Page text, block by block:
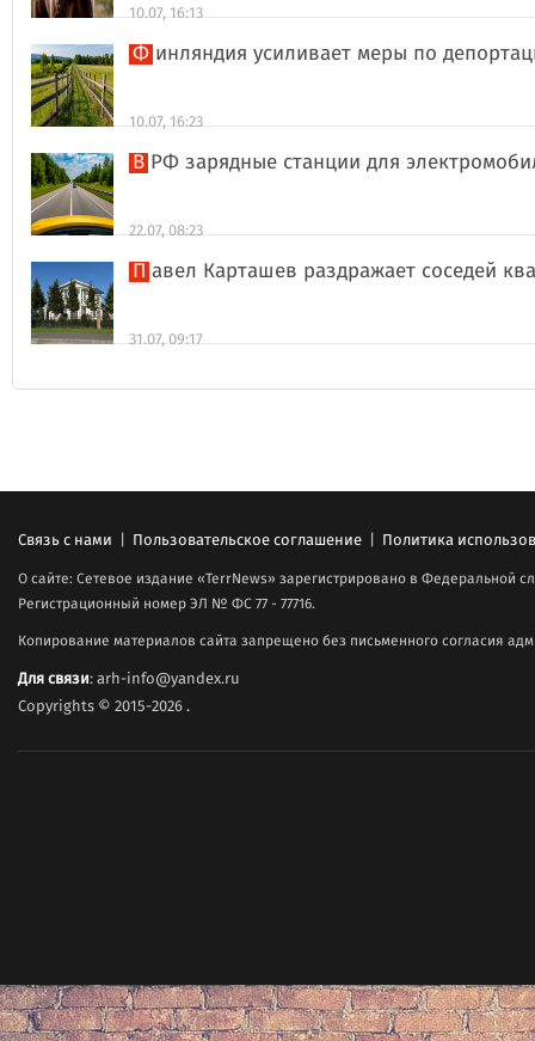
10.07, 16:13
Финляндия усиливает меры по
10.07, 16:23
В РФ зарядные станции для
22.07, 08:23
Павел Карташев раздражает соседей
31.07, 09:17
Связь с нами | Пользовательское соглашение | Политика
О сайте: Сетевое издание «TerrNews» зарегистрировано в Федеральной
Регистрационный номер ЭЛ № ФС 77 - 77716.
Копирование материалов сайта запрещено без письменного согласия
Для связи: arh-info@yandex.ru
Copyrights © 2015-2026.